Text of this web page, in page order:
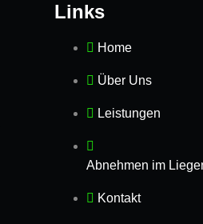
Links
Home
Über Uns
Leistungen
Abnehmen im
Kontakt